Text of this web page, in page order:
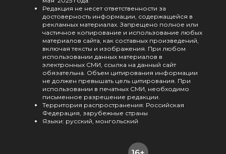
Редакция не несет ответственности за
достоверность информации, содержащейся в
рекламных материалах. Запрещено полное или
частичное копирование и использование любых
материалов сайта, как составных произведений,
включая тексты и изображения. При любом
использовании данных материалов в
электронных СМИ, ссылка на данный сайт
обязательна. Объем цитирования информации
не должен превышать цель цитирования. При
использовании в печатных СМИ, необходимо
письменное разрешение редакции.
Территория распространения: Российская
Федерация, зарубежные страны
Языки: русский, монгольский